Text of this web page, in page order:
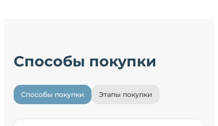
Способы покупки
Способы покупки Этапы покупки